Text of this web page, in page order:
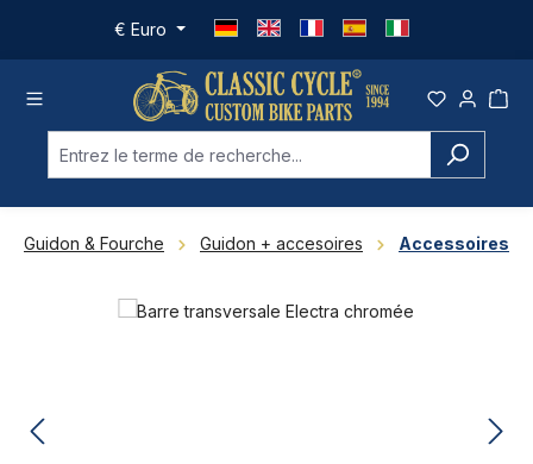
Passer au contenu principal
€ Euro
Guidon & Fourche Guidon + accesoires Accessoires
Ignorer la galerie d'images